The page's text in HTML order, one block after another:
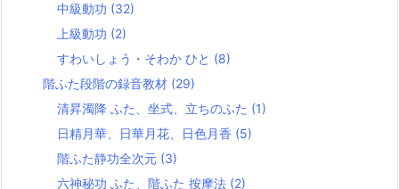
中級動功 (32)
上級動功 (2)
すわいしょう・そわか ひと (8)
階ふた段階の録音教材 (29)
清昇濁降 ふた、坐式、立ちのふた (1)
日精月華、日華月花、日色月香 (5)
階ふた静功全次元 (3)
六神秘功 ふた、階ふた 按摩法 (2)